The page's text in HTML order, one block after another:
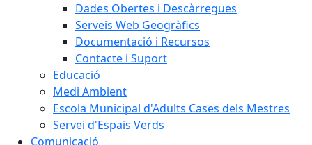
Dades Obertes i Descàrregues
Serveis Web Geogràfics
Documentació i Recursos
Contacte i Suport
Educació
Medi Ambient
Escola Municipal d'Adults Cases dels Mestres
Servei d'Espais Verds
Comunicació